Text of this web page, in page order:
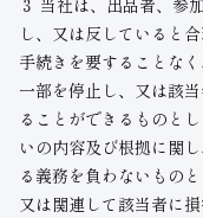
３ 当社は、出品者、参
し、又は反していると
手続きを要することな
一部を停止し、又は該
ることができるものと
いの内容及び根拠に関
る義務を負わないもの
又は関連して該当者に